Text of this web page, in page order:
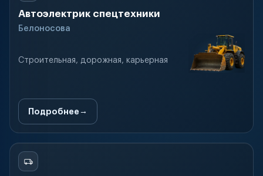
Автоэлектрик спецтехники
Белоносова
Строительная, дорожная, карьерная
Подробнее